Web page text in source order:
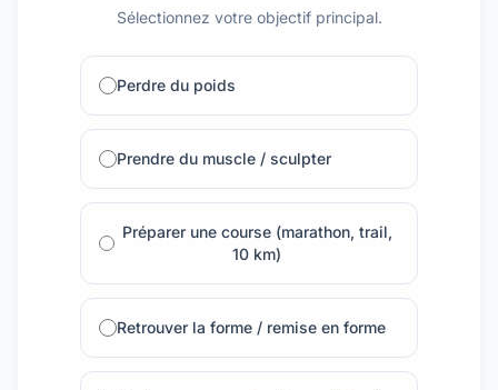
Sélectionnez votre objectif principal.
Perdre du poids
Prendre du muscle / sculpter
Préparer une course (marathon, trail,
10 km)
Retrouver la forme / remise en forme